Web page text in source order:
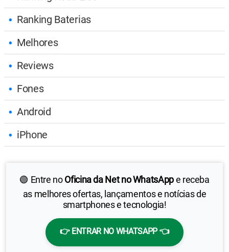
Ranking Baterias
Melhores
Reviews
Fones
Android
iPhone
🟢 Entre noOficina da Net no WhatsAppe receba
as melhores ofertas, lançamentos e notícias de
smartphones e tecnologia!
👉 ENTRAR NO WHATSAPP 👈